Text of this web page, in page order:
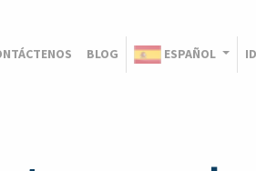
BLOG ESPAÑOL